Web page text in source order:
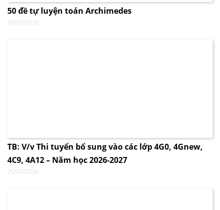
50 đề tự luyện toán Archimedes
30/07/2026
TB: V/v Thi tuyển bổ sung vào các lớp 4G0, 4Gnew,
4C9, 4A12 – Năm học 2026-2027
25/05/2026